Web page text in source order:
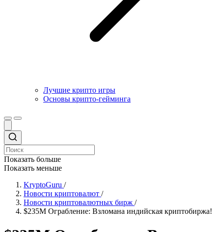
Лучшие крипто игры
Основы крипто-гейминга
Показать больше
Показать меньше
KryptoGuru /
Новости криптовалют /
Новости криптовалютных бирж /
$235M Ограбление: Взломана индийская криптобиржа!